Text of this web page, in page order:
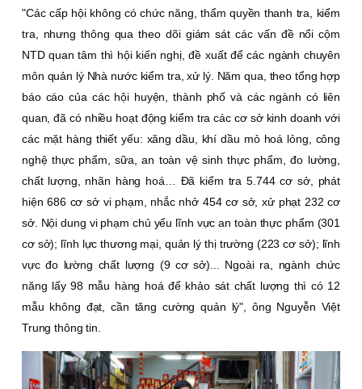
"Các cấp hội không có chức năng, thẩm quyền thanh tra, kiểm
tra, nhưng thông qua theo dõi giám sát các vấn đề nổi cộm
NTD quan tâm thì hội kiến nghị, đề xuất để các ngành chuyên
môn quản lý Nhà nước kiểm tra, xử lý. Năm qua, theo tổng hợp
báo cáo của các hội huyện, thành phố và các ngành có liên
quan, đã có nhiều hoạt động kiểm tra các cơ sở kinh doanh với
các mặt hàng thiết yếu: xăng dầu, khí dầu mỏ hoá lỏng, công
nghệ thực phẩm, sữa, an toàn vệ sinh thực phẩm, đo lường,
chất lượng, nhãn hàng hoá… Ðã kiểm tra 5.744 cơ sở, phát
hiện 686 cơ sở vi phạm, nhắc nhở 454 cơ sở, xử phạt 232 cơ
sở. Nội dung vi phạm chủ yếu lĩnh vực an toàn thực phẩm (301
cơ sở); lĩnh lực thương mại, quản lý thị trường (223 cơ sở); lĩnh
vực đo lường chất lượng (9 cơ sở)... Ngoài ra, ngành chức
năng lấy 98 mẫu hàng hoá để khảo sát chất lượng thì có 12
mẫu không đạt, cần tăng cường quản lý", ông Nguyễn Việt
Trung thông tin.